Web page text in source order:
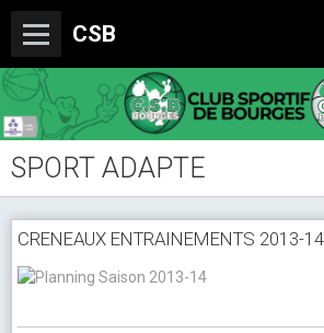
CSB
Le Club
Trophée Sorcelle Abeille Assurances
SPORT ADAPTE
CRENEAUX ENTRAINEMENTS 2013-14